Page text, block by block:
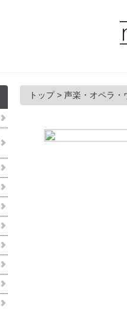
トップ> 声楽・オペラ・